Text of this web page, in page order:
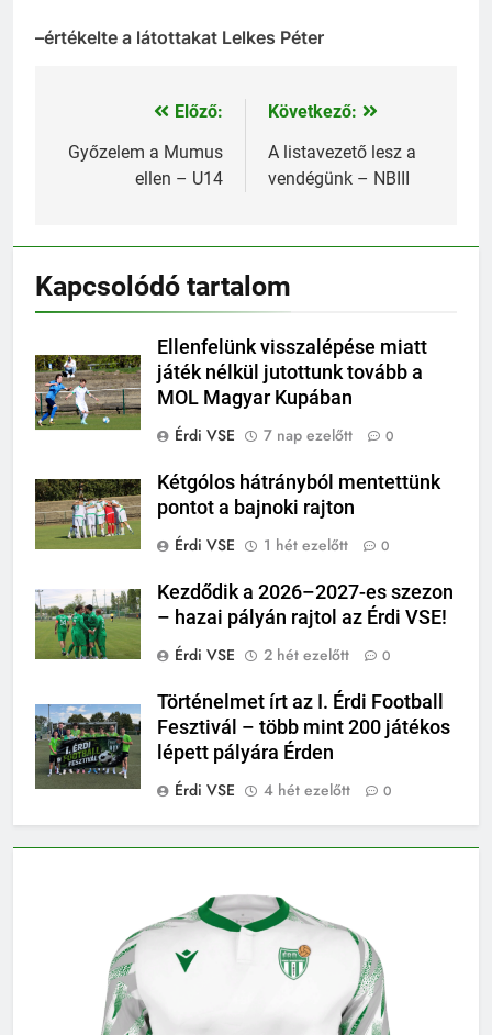
–értékelte a látottakat Lelkes Péter
Bejegyzés
navigáció
Előző:
Győzelem a Mumus
ellen – U14
Következő:
A listavezető lesz a
vendégünk – NBIII
Kapcsolódó tartalom
Ellenfelünk visszalépése miatt
játék nélkül jutottunk tovább a
MOL Magyar Kupában
Érdi VSE
7 nap ezelőtt 0
Kétgólos hátrányból mentettünk
pontot a bajnoki rajton
Érdi VSE
1 hét ezelőtt 0
Kezdődik a 2026–2027-es szezon
– hazai pályán rajtol az Érdi VSE!
Érdi VSE
2 hét ezelőtt 0
Történelmet írt az I. Érdi Football
Fesztivál – több mint 200 játékos
lépett pályára Érden
Érdi VSE
4 hét ezelőtt 0